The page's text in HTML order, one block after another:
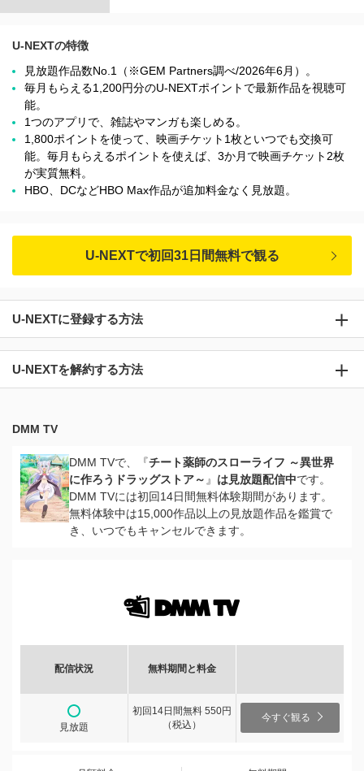
U-NEXTの特徴
見放題作品数No.1（※GEM Partners調べ/2026年6⽉）。
毎月もらえる1,200円分のU-NEXTポイントで最新作品を視聴可
能。
1つのアプリで、雑誌やマンガも楽しめる。
1,800ポイントを使って、映画チケット1枚といつでも交換可
能。毎月もらえるポイントを使えば、3か月で映画チケット2枚
が実質無料。
HBO、DCなどHBO Max作品が追加料金なく見放題。
U-NEXTで初回31日間無料で観る
U-NEXTに登録する方法
U-NEXTを解約する方法
DMM TV
DMM TVで、『チート薬師のスローライフ ～異世界
に作ろうドラッグストア～ 』 は見放題配信中です。
DMM TVには初回14日間無料体験期間があります。
無料体験中は15,000作品以上の見放題作品を鑑賞で
き、いつでもキャンセルできます。
配信状況 無料期間と料金
見放題
初回14日間無料 550円
（税込）
今すぐ観る